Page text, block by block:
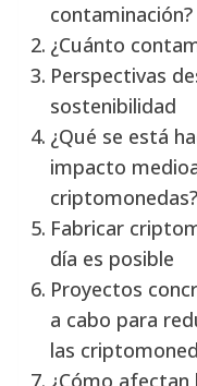
contaminación?
¿Cuánto
Perspectivas
sostenibilidad
¿Qué se está
impacto
criptomonedas?
Fabricar
día es posible
Proyectos
a cabo para
las